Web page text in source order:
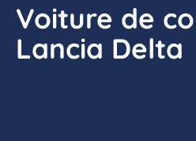
Voiture de
Lancia Delta